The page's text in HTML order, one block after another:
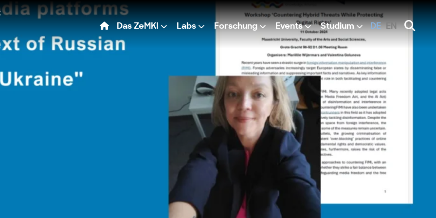
Das ZeMKI Labs Forschung Events Studium DE EN